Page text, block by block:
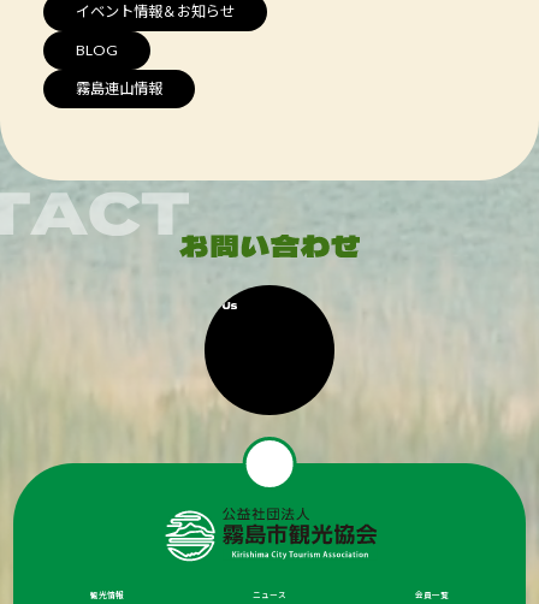
イベント情報＆お知らせ
BLOG
霧島連山情報
観光情報 ニュース 会員一覧